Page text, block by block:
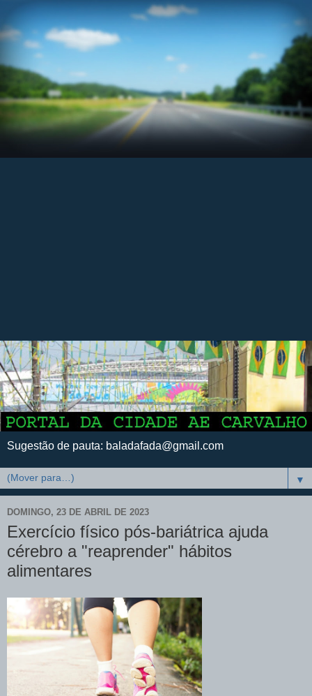
Sugestão de pauta: baladafada@gmail.com
▼
DOMINGO, 23 DE ABRIL DE 2023
Exercício físico pós-bariátrica ajuda
cérebro a "reaprender" hábitos
alimentares